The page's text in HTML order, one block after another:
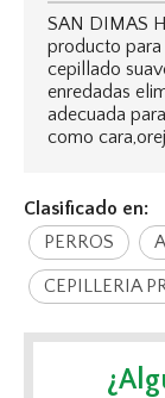
SAN DIMAS
producto para
cepillado
enredadas
adecuada
como
Clasificado en:
PERROS
CEPILLERIA